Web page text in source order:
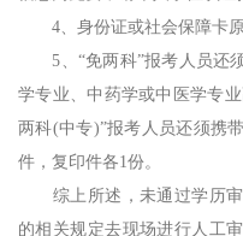
4、身份证或社会保障卡原
5、“免两科”报考人员还须
学专业、中药学或中医学专
两科(中专)”报考人员还须携
件，复印件各1份。
综上所述，未通过学历审
的相关规定去现场进行人工